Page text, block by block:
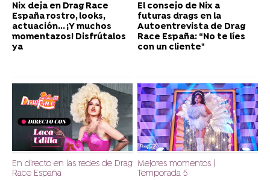
Nix deja en Drag Race
España rostro, looks,
actuación... ¡Y muchos
momentazos! Disfrútalos
ya
El consejo de Nix a
futuras drags en la
Autoentrevista de Drag
Race España: “No te líes
con un cliente"
En directo en las redes de Drag
Race España
Mejores momentos |
Temporada 5